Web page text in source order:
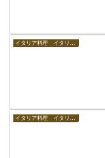
イタリア料理 イタリアの食べ物